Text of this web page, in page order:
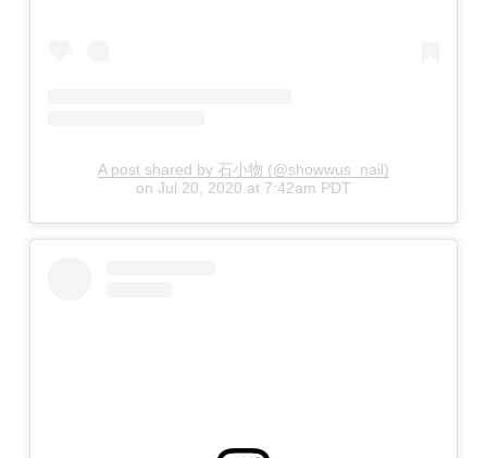
A post shared by 石小物 (@showwus_nail)
on Jul 20, 2020 at 7:42am PDT